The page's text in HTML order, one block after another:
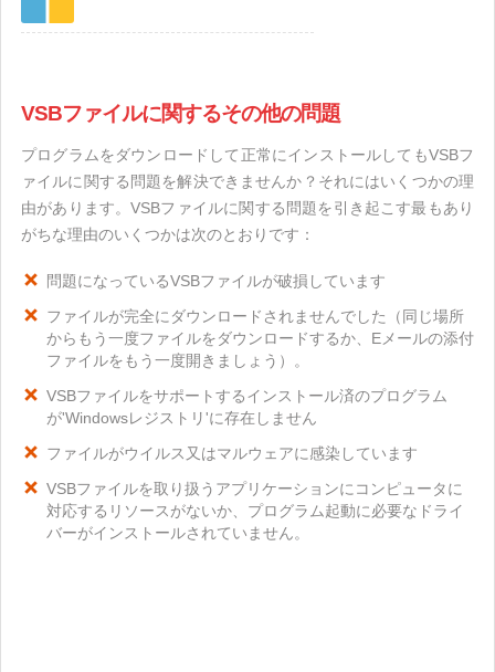
VSBファイルに関するその他の問題
プログラムをダウンロードして正常にインストールしてもVSBフ
ァイルに関する問題を解決できませんか？それにはいくつかの理
由があります。VSBファイルに関する問題を引き起こす最もあり
がちな理由のいくつかは次のとおりです：
問題になっているVSBファイルが破損しています
ファイルが完全にダウンロードされませんでした（同じ場所
からもう一度ファイルをダウンロードするか、Eメールの添付
ファイルをもう一度開きましょう）。
VSBファイルをサポートするインストール済のプログラム
が'Windowsレジストリ'に存在しません
ファイルがウイルス又はマルウェアに感染しています
VSBファイルを取り扱うアプリケーションにコンピュータに
対応するリソースがないか、プログラム起動に必要なドライ
バーがインストールされていません。